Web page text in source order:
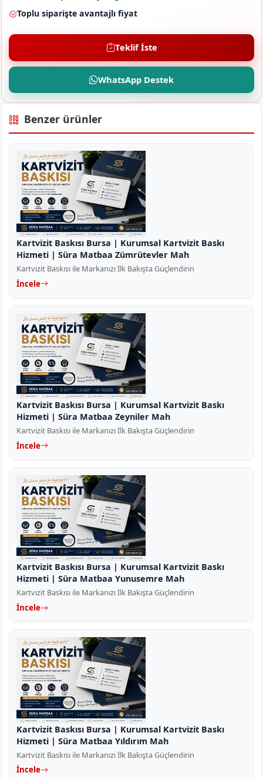
Toplu siparişte avantajlı fiyat
Teklif İste
WhatsApp Destek
Benzer ürünler
Kartvizit Baskısı Bursa | Kurumsal Kartvizit Baskı
Hizmeti | Süra Matbaa Zümrütevler Mah
Kartvizit Baskısı ile Markanızı İlk Bakışta Güçlendirin
İncele
Kartvizit Baskısı Bursa | Kurumsal Kartvizit Baskı
Hizmeti | Süra Matbaa Zeyniler Mah
Kartvizit Baskısı ile Markanızı İlk Bakışta Güçlendirin
İncele
Kartvizit Baskısı Bursa | Kurumsal Kartvizit Baskı
Hizmeti | Süra Matbaa Yunusemre Mah
Kartvizit Baskısı ile Markanızı İlk Bakışta Güçlendirin
İncele
Kartvizit Baskısı Bursa | Kurumsal Kartvizit Baskı
Hizmeti | Süra Matbaa Yıldırım Mah
Kartvizit Baskısı ile Markanızı İlk Bakışta Güçlendirin
İncele